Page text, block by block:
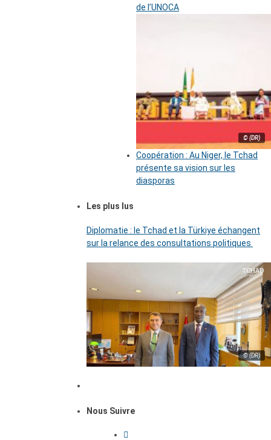
de l’UNOCA
© (DR)
Coopération : Au Niger, le Tchad
présente sa vision sur les
diasporas
Les plus lus
Diplomatie : le Tchad et la Türkiye échangent
sur la relance des consultations politiques
© (DR)
Nous Suivre